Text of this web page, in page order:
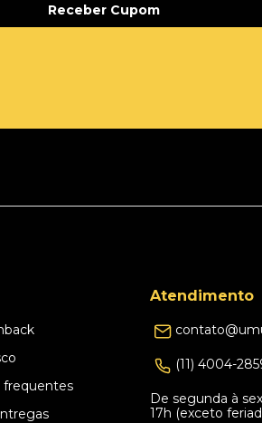
Receber Cupom
frequentes
Atendimento
(11) 4004-
De segunda à
17h (exceto